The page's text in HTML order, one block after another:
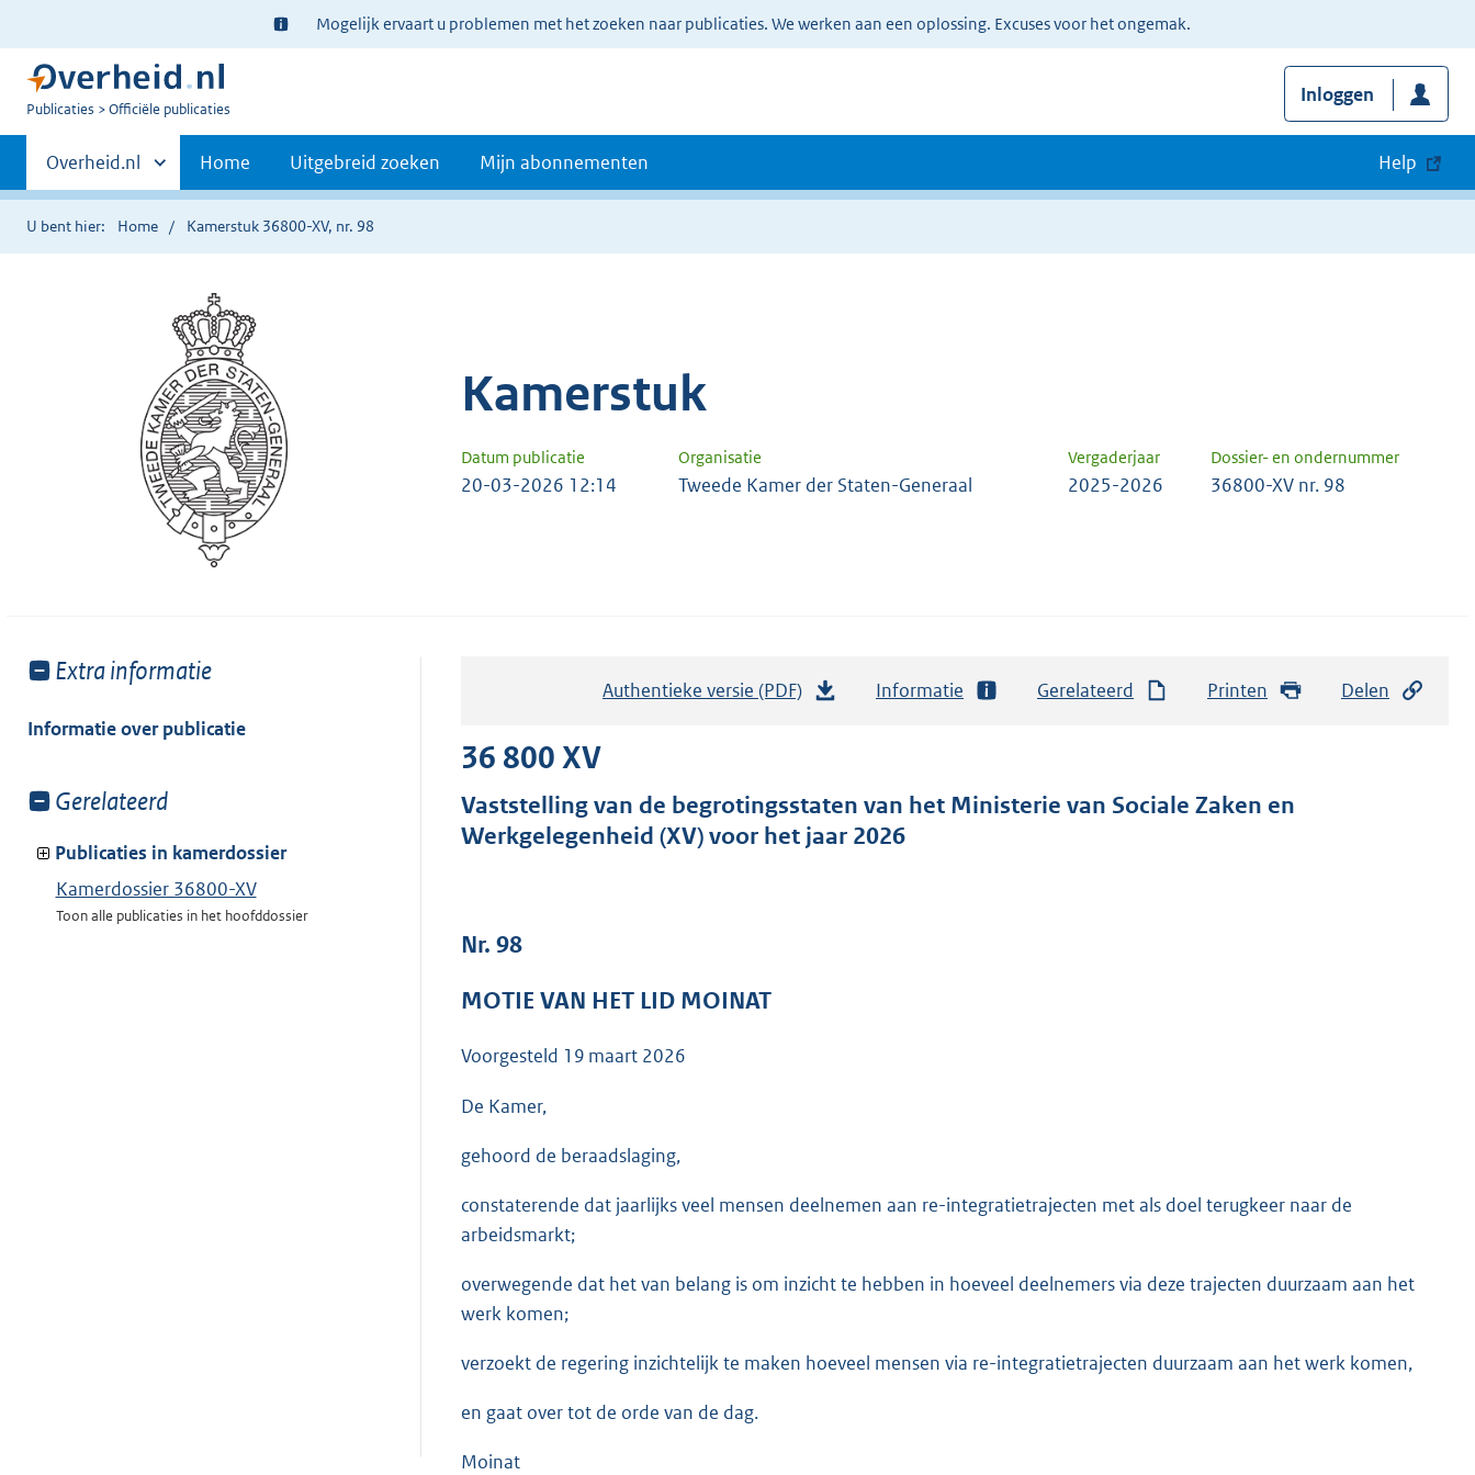
Ter
informatie:
Mogelijk ervaart u problemen met het zoeken naar publicaties. We werken aan een oplossing. Excuses voor het ongemak.
U
Publicaties Officiële publicaties
Inloggen
Primaire
navigatie
Andere
sites
binnen
Overheid.nl Home Uitgebreid zoeken Mijn abonnementen Help
U bent hier: Home Kamerstuk 36800-XV, nr. 98
Kamerstuk
Datum publicatie Organisatie Vergaderjaar Dossier- en ondernummer
20-03-2026 12:14 Tweede Kamer der Staten-Generaal 2025-2026 36800-XV nr. 98
Toon
van:
Extra informatie
Informatie over publicatie
Toon
van:
Gerelateerd
Publicaties in kamerdossier
Kamerdossier 36800-XV
Toon alle publicaties in het hoofddossier
Authentieke versie (PDF)
a
n
Informatie Gerelateerd Printen Delen
36 800 XV
Vaststelling van de begrotingsstaten van het Ministerie van Sociale Zaken en
Werkgelegenheid (XV) voor het jaar 2026
Nr. 98
MOTIE VAN HET LID MOINAT
Voorgesteld 19 maart 2026
De Kamer,
gehoord de beraadslaging,
constaterende dat jaarlijks veel mensen deelnemen aan re-integratietrajecten met als doel terugkeer naar de
arbeidsmarkt;
overwegende dat het van belang is om inzicht te hebben in hoeveel deelnemers via deze trajecten duurzaam aan het
werk komen;
verzoekt de regering inzichtelijk te maken hoeveel mensen via re-integratietrajecten duurzaam aan het werk komen,
en gaat over tot de orde van de dag.
Moinat